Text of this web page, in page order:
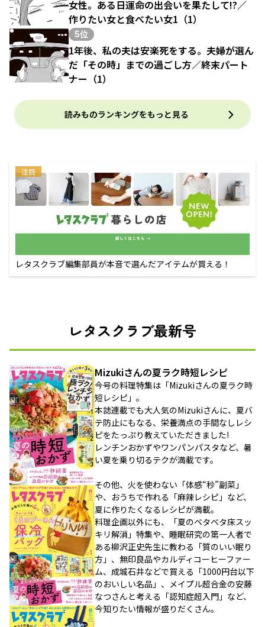
女性。ある日運命の出会いを果たして!?／
作りたい女と食べたい女1（1）
5位
1年後、私の夫は安楽死をする。夫婦が選ん
だ「その時」までの過ごし方／終末パート
ナー（1）
読みものランキングをもっと見る
注目
レタスクラブ編集部員が本音で選んだアイテムが買える！
レタスクラブ最新号
Mizukiさんの夏ラク時短レシピ
今号の料理特集は「Mizukiさんの夏ラク時
短レシピ」。
本誌連載でも大人気のMizukiさんに、夏バ
テ防止にもなる、栄養満点の手間なしレシ
ピをたっぷり教えていただきました!
レンチンおかずやワンパンパスタなど、暑
い夏を乗り切るテクが満載です。
その他、火を使わない「体感“秒”副菜」
や、おうちで作れる「麻辣レシピ」など、
夏に作りたくなるレシピが満載。
料理企画以外にも、「夏のベタベタ床スッ
キリ解消」特集や、睡眠研究の第一人者で
ある柳沢正史先生に教わる「質のいい眠り
方」、無印良品やカルディコーヒーファー
ム、成城石井などで買える「1000円台以下
のおいしい名品」、メイプル超合金の安藤
なつさんと考える「認知症超入門」など、
今知りたい情報が盛りだくさん。